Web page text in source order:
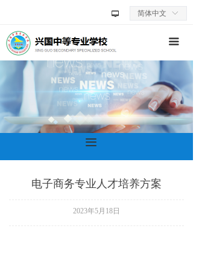
끀
学校动态
学校概况
校园生活
师资队伍
招生信息
ꀅ
简体中文
끀
넡
电子商务专业人才培养方案
2023年5月18日